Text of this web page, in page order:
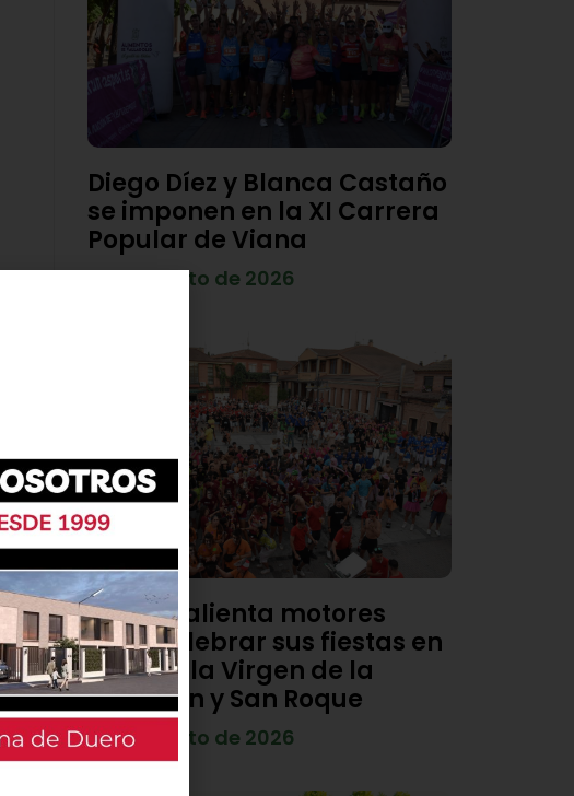
Diego Díez y Blanca Castaño
se imponen en la XI Carrera
Popular de Viana
4 de agosto de 2026
Viana calienta motores
para celebrar sus fiestas en
honor a la Virgen de la
Asunción y San Roque
4 de agosto de 2026